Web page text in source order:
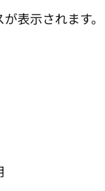
表示されます。